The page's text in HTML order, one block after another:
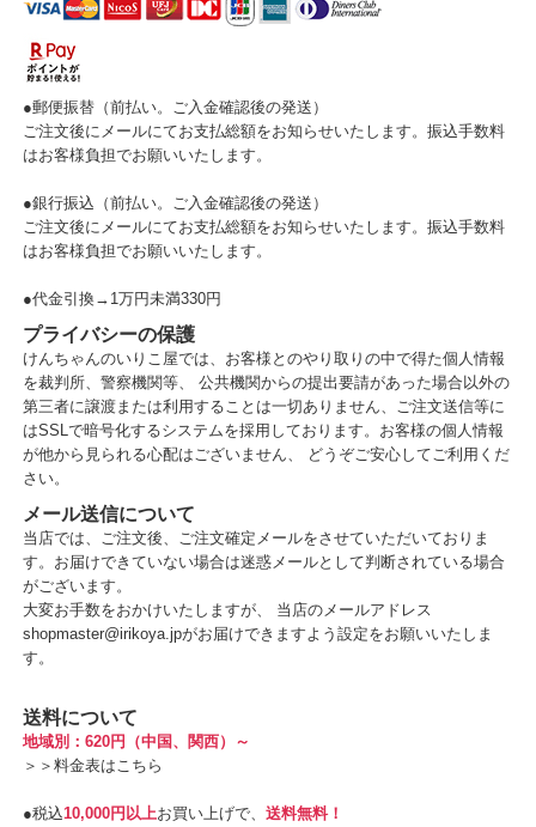
●郵便振替（前払い。ご入金確認後の発送）
ご注文後にメールにてお支払総額をお知らせいたします。振込手数料
はお客様負担でお願いいたします。
●銀行振込（前払い。ご入金確認後の発送）
ご注文後にメールにてお支払総額をお知らせいたします。振込手数料
はお客様負担でお願いいたします。
●代金引換→1万円未満330円
プライバシーの保護
けんちゃんのいりこ屋では、お客様とのやり取りの中で得た個人情報
を裁判所、警察機関等、 公共機関からの提出要請があった場合以外の
第三者に譲渡または利用することは一切ありません、ご注文送信等に
はSSLで暗号化するシステムを採用しております。お客様の個人情報
が他から見られる心配はございません、 どうぞご安心してご利用くだ
さい。
メール送信について
当店では、ご注文後、ご注文確定メールをさせていただいておりま
す。お届けできていない場合は迷惑メールとして判断されている場合
がございます。
大変お手数をおかけいたしますが、 当店のメールアドレス
shopmaster@irikoya.jpがお届けできますよう設定をお願いいたしま
す。
送料について
地域別：620円（中国、関西）～
＞＞ 料金表はこちら
●税込10,000円以上お買い上げで、 送料無料！